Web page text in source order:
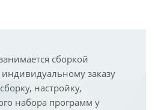
сборкой
заказу
настройку,
набора программ у